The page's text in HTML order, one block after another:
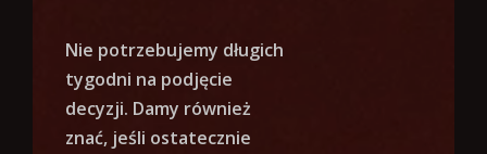
Nie potrzebujemy długich
tygodni na podjęcie
decyzji. Damy również
znać, jeśli ostatecznie